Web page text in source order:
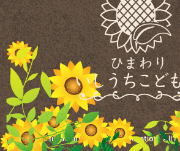
©Himawari Welfare Corporation.All